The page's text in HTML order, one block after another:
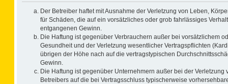
Der Betreiber haftet mit Ausnahme der Verletzung von Leben,
für Schäden, die auf ein vorsätzliches oder grob fahrlässiges
entgangenen Gewinn.
Die Haftung ist gegenüber Verbrauchern außer bei vorsätzlichem
Gesundheit und der Verletzung wesentlicher Vertragspflichten
übrigen der Höhe nach auf die vertragstypischen
Gewinn.
Die Haftung ist gegenüber Unternehmern außer bei der
Betreibers auf die bei Vertragsschluss typischerweise